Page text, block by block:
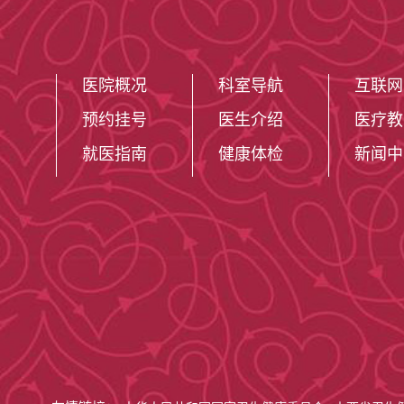
医院概况
预约挂号
就医指南
科室导航
医生介绍
健康体检
互联
医疗
新闻